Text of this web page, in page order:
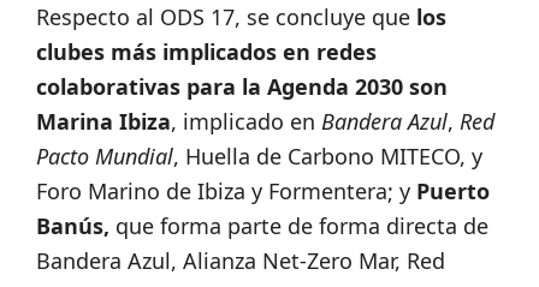
Respecto al ODS 17, se concluye que los
clubes más implicados en redes
colaborativas para la Agenda 2030 son
Marina Ibiza, implicado en Bandera Azul, Red
Pacto Mundial, Huella de Carbono MITECO, y
Foro Marino de Ibiza y Formentera; y Puerto
Banús, que forma parte de forma directa de
Bandera Azul, Alianza Net-Zero Mar, Red